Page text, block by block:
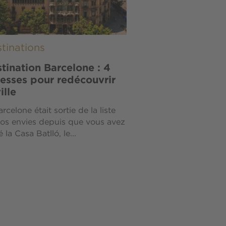
Barcelone : 4
pour redécouvrir
était sortie de la liste
envies depuis que vous avez
la Casa Batlló, le...